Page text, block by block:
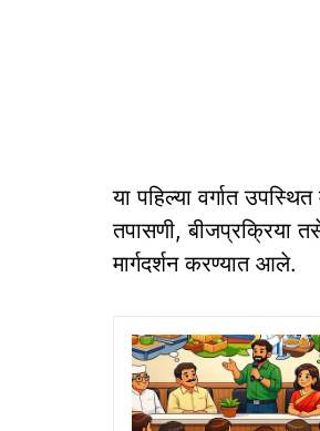
या पहिल्या वर्गात
तपासणी, बीजप्रक्रिया
मार्गदर्शन करण्यात आले.